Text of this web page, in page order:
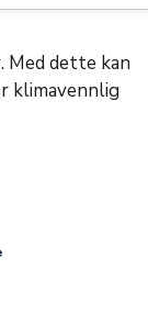
Med dette kan
klimavennlig